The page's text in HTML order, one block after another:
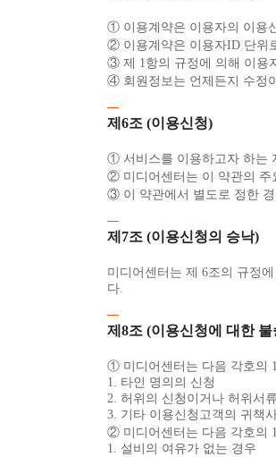
① 이용계약은 이용자의 이용
② 이용계약은 이용자ID 단위
③ 제 1항의 규정에 의해 이용
④ 회원정보는 언제든지 수정
제6조 (이용신청)
① 서비스를 이용하고자 하는
② 미디어센터는 이 약관의 주
③ 이 약관에서 별도로 정한
제7조 (이용신청의 승낙)
미디어센터는 제 6조의 규정
다.
제8조 (이용신청에 대한
① 미디어센터는 다음 각호의
1. 타인 명의의 신청
2. 허위의 신청이거나 허위서
3. 기타 이용신청고객의 귀책
② 미디어센터는 다음 각호의
1. 설비의 여유가 없는 경우